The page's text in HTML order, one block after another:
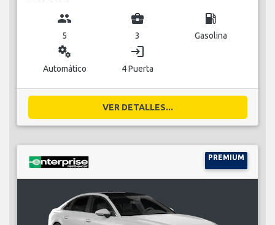
group
5
business_center
3
local_gas_station
Gasolina
miscellaneous_services
Automático
login
4 Puerta
VER DETALLES...
PREMIUM